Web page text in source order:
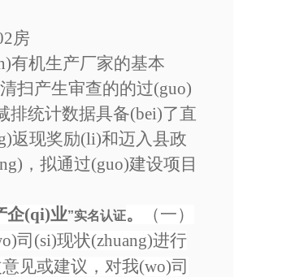
房
有机生产厂家的基本
生审查的的过(guo)
排统计数据具备(bei)了直
返现奖励(li)和迈入县政
，拟通过(guo)建设项目
企(qi)业”实名认证。
（一）
司(si)现状(zhuang)进行
见或建议，对我(wo)司